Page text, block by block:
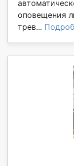
оповещения
трев...